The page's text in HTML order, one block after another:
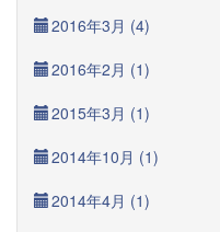
2016年3月 (4)
2016年2月 (1)
2015年3月 (1)
2014年10月 (1)
2014年4月 (1)